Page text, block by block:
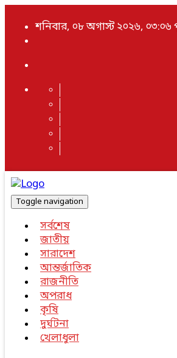
শনিবার, ০৮ অগাস্ট ২০২৬, ০৩:০৬
Toggle navigation
সর্বশেষ
জাতীয়
সারাদেশ
আন্তর্জাতিক
রাজনীতি
অপরাধ
কৃষি
দুর্ঘটনা
খেলাধুলা